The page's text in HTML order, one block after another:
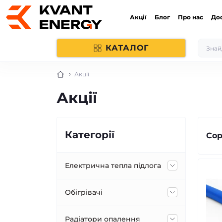
Акції Блог Про нас
КАТАЛОГ
Акції
Акції
Категорії
Електрична тепла підлога
Тепла підлога під плитку
Нагрівальний мат
Тепла підлога в стяжку
Обігрівачі
Електрорадіатори BRAVO
Радіатори опалення